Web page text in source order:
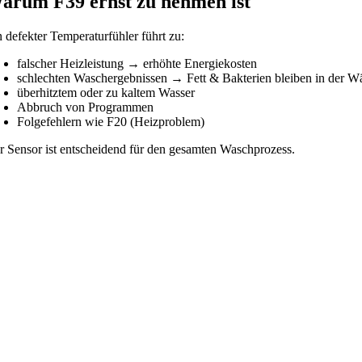
defekter Temperaturfühler führt zu:
falscher Heizleistung → erhöhte Energiekosten
schlechten Waschergebnissen → Fett & Bakterien bleiben in der
überhitztem oder zu kaltem Wasser
Abbruch von Programmen
Folgefehlern wie F20 (Heizproblem)
Sensor ist entscheidend für den gesamten Waschprozess.